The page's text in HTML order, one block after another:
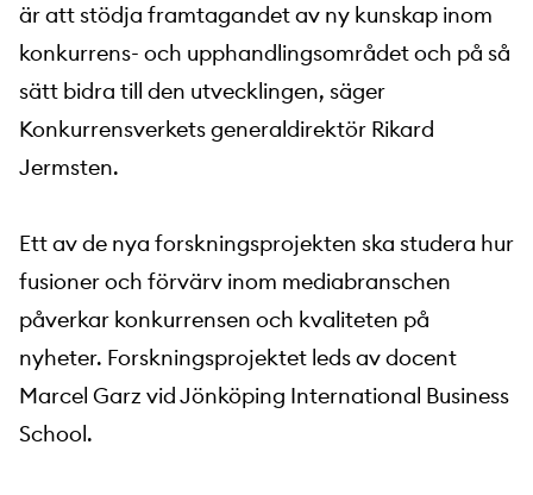
är att stödja framtagandet av ny kunskap inom
konkurrens- och upphandlingsområdet och på så
sätt bidra till den utvecklingen, säger
Konkurrensverkets generaldirektör Rikard
Jermsten.
Ett av de nya forskningsprojekten ska studera hur
fusioner och förvärv inom mediabranschen
påverkar konkurrensen och kvaliteten på
nyheter. Forskningsprojektet leds av docent
Marcel Garz vid Jönköping International Business
School.